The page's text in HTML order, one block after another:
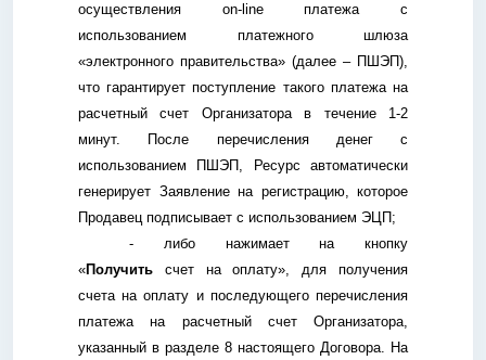
осуществления on-lineплатежа с
использованием платежного шлюза
«электронного правительства» (далее – ПШЭП),
что гарантирует поступление такого платежа на
расчетный счет Организатора в течение 1-2
минут. После перечисления денег с
использованием ПШЭП, Ресурс автоматически
генерирует Заявление на регистрацию, которое
Продавец подписывает с использованием ЭЦП;
- либо нажимает на кнопку
«Получить счет на оплату», для получения
счета на оплату и последующего перечисления
платежа на расчетный счет Организатора,
указанный в разделе 8 настоящего Договора. На